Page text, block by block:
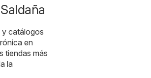
y catálogos
en
tiendas más
la